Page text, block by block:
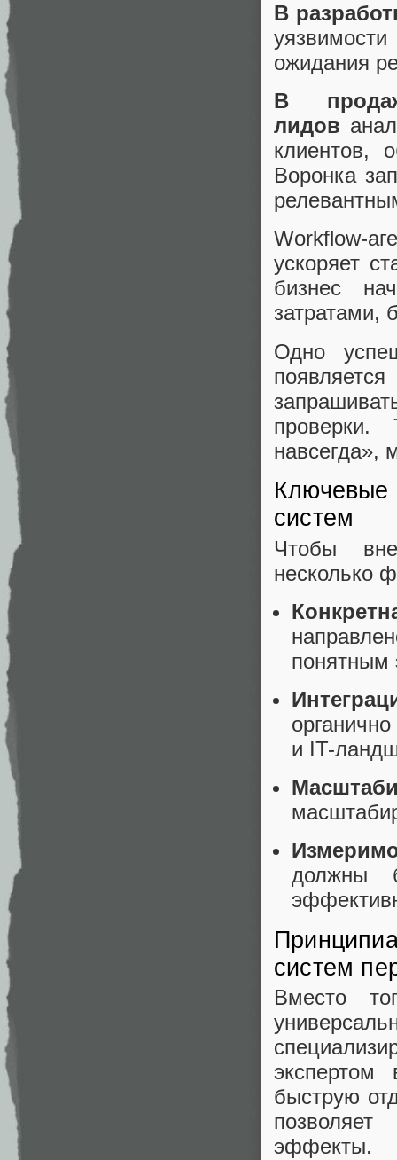
В
ожидания
В
лидов
клиентов,
Воронка
Workflow-
ускоряет
бизнес
затратами,
Одно
навсегда»,
Ключевые
систем
Чтобы
несколько
понятным
и IT-
должны
систем
Вместо
экспертом
быструю
эффекты.